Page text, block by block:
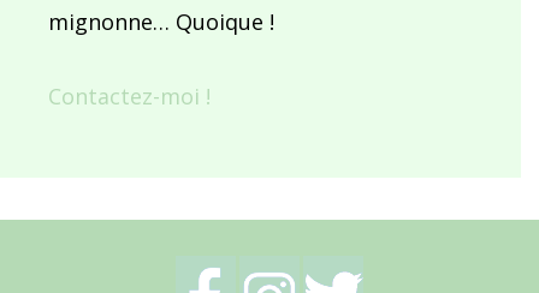
mignonne… Quoique !
Contactez-moi !